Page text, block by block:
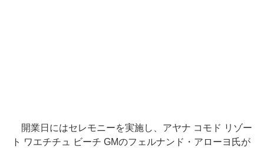
開業日にはセレモニーを実施し、アヤナ コモド リゾー
ト ワエチチュ ビーチ GMのフェルナンド・アローヨ氏が